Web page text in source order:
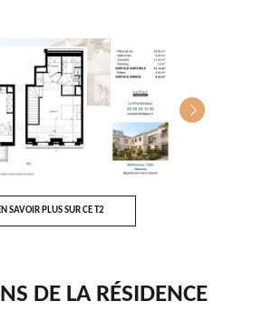
SAVOIR PLUS SUR CE T2
DE LA RÉSIDENCE